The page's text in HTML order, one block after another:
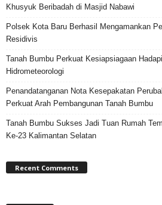
Khusyuk Beribadah di Masjid Nabawi
Polsek Kota Baru Berhasil Mengamankan
Residivis
Tanah Bumbu Perkuat Kesiapsiagaan
Hidrometeorologi
Penandatanganan Nota Kesepakatan
Perkuat Arah Pembangunan Tanah Bumbu
Tanah Bumbu Sukses Jadi Tuan Rumah
Ke-23 Kalimantan Selatan
Recent Comments